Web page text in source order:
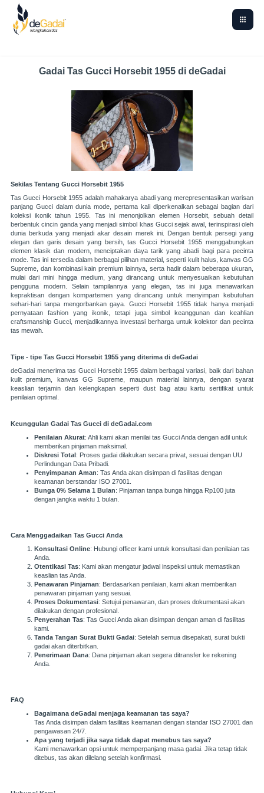
Gadai Tas Gucci Horsebit 1955 di deGadai
Sekilas Tentang Gucci Horsebit 1955
Tas Gucci Horsebit 1955 adalah mahakarya abadi yang merepresentasikan warisan
panjang Gucci dalam dunia mode, pertama kali diperkenalkan sebagai bagian dari
koleksi ikonik tahun 1955. Tas ini menonjolkan elemen Horsebit, sebuah detail
berbentuk cincin ganda yang menjadi simbol khas Gucci sejak awal, terinspirasi oleh
dunia berkuda yang menjadi akar desain merek ini. Dengan bentuk persegi yang
elegan dan garis desain yang bersih, tas Gucci Horsebit 1955 menggabungkan
elemen klasik dan modern, menciptakan daya tarik yang abadi bagi para pecinta
mode. Tas ini tersedia dalam berbagai pilihan material, seperti kulit halus, kanvas GG
Supreme, dan kombinasi kain premium lainnya, serta hadir dalam beberapa ukuran,
mulai dari mini hingga medium, yang dirancang untuk menyesuaikan kebutuhan
pengguna modern. Selain tampilannya yang elegan, tas ini juga menawarkan
kepraktisan dengan kompartemen yang dirancang untuk menyimpan kebutuhan
sehari-hari tanpa mengorbankan gaya. Gucci Horsebit 1955 tidak hanya menjadi
pernyataan fashion yang ikonik, tetapi juga simbol keanggunan dan keahlian
craftsmanship Gucci, menjadikannya investasi berharga untuk kolektor dan pecinta
tas mewah.
Tipe - tipe Tas Gucci Horsebit 1955 yang diterima di deGadai
deGadai menerima tas Gucci Horsebit 1955 dalam berbagai variasi, baik dari bahan
kulit premium, kanvas GG Supreme, maupun material lainnya, dengan syarat
keaslian terjamin dan kelengkapan seperti dust bag atau kartu sertifikat untuk
penilaian optimal.
Keunggulan Gadai Tas Gucci di deGadai.com
Penilaian Akurat: Ahli kami akan menilai tas Gucci Anda dengan adil untuk
memberikan pinjaman maksimal.
Diskresi Total : Proses gadai dilakukan secara privat, sesuai dengan UU
Perlindungan Data Pribadi.
Penyimpanan Aman: Tas Anda akan disimpan di fasilitas dengan
keamanan berstandar ISO 27001.
Bunga 0% Selama 1 Bulan: Pinjaman tanpa bunga hingga Rp100 juta
dengan jangka waktu 1 bulan.
Cara Menggadaikan Tas Gucci Anda
Konsultasi Online: Hubungi officer kami untuk konsultasi dan penilaian tas
Anda.
Otentikasi Tas: Kami akan mengatur jadwal inspeksi untuk memastikan
keaslian tas Anda.
Penawaran Pinjaman: Berdasarkan penilaian, kami akan memberikan
penawaran pinjaman yang sesuai.
Proses Dokumentasi: Setujui penawaran, dan proses dokumentasi akan
dilakukan dengan profesional.
Penyerahan Tas: Tas Gucci Anda akan disimpan dengan aman di fasilitas
kami.
Tanda Tangan Surat Bukti Gadai: Setelah semua disepakati, surat bukti
gadai akan diterbitkan.
Penerimaan Dana: Dana pinjaman akan segera ditransfer ke rekening
Anda.
FAQ
Bagaimana deGadai menjaga keamanan tas saya?
Tas Anda disimpan dalam fasilitas keamanan dengan standar ISO 27001 dan
pengawasan 24/7.
Apa yang terjadi jika saya tidak dapat menebus tas saya?
Kami menawarkan opsi untuk memperpanjang masa gadai. Jika tetap tidak
ditebus, tas akan dilelang setelah konfirmasi.